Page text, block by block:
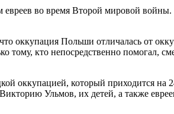
во время Второй мировой
оккупация Польши отличалась от
кто непосредственно помогал,
оккупацией, который приходится на
Ульмов, их детей, а также